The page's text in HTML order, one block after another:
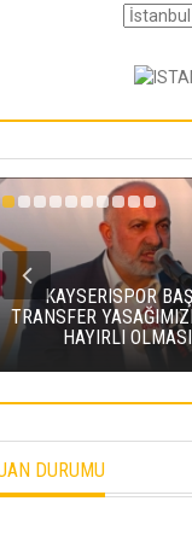
KAYSERI
ALI ÇAMLI:
DURUMU